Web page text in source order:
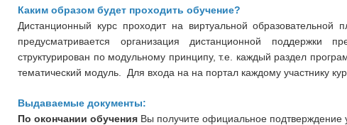
Каким образом будет проходить обучение?
Дистанционный курс проходит на виртуальной
предусматривается организация дистанционной поддержки
структурирован по модульному принципу, т.е. каждый раздел
тематический модуль. Для входа на на портал каждому участнику
Выдаваемые документы:
По окончании обучения Вы получите официальное подтверждение